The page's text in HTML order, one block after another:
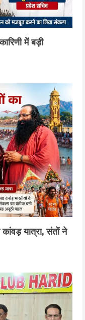
में बड़ी
यात्रा, संतों ने